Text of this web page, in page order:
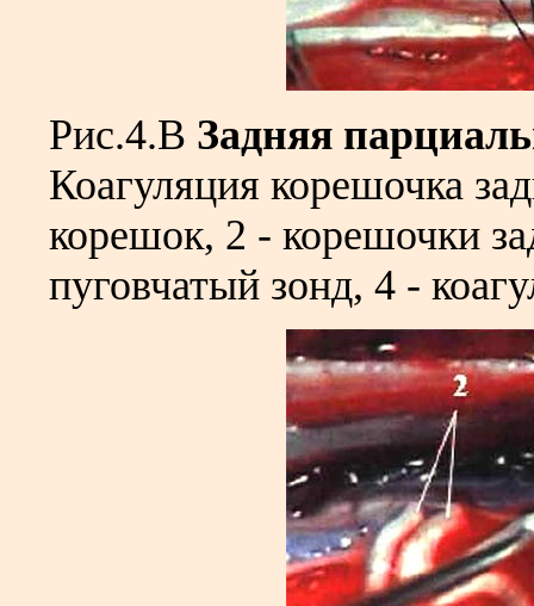
Рис.4.В Задняя
Коагуляция корешочка
корешок, 2 - корешочки
пуговчатый зонд, 4 -